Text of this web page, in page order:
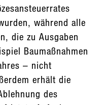
während alle
die zu Ausgaben
Baumaßnahmen
– nicht
erhält die
des